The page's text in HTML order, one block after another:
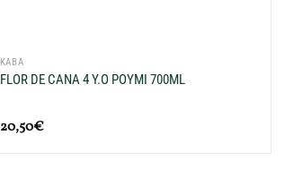
ΚΑΒΑ
FLOR DE CANA 4 Y.O ΡΟΥΜΙ 700ML
20,50€